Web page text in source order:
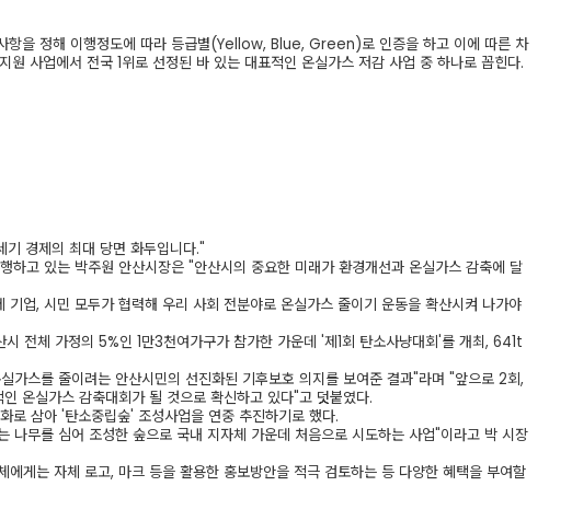
항을 정해 이행정도에 따라 등급별(Yellow, Blue, Green)로 인증을 하고 이에 따른 차
사업에서 전국 1위로 선정된 바 있는 대표적인 온실가스 저감 사업 중 하나로 꼽힌다.
경제의 최대 당면 화두입니다."
고 있는 박주원 안산시장은 "안산시의 중요한 미래가 환경개선과 온실가스 감축에 달
업, 시민 모두가 협력해 우리 사회 전분야로 온실가스 줄이기 운동을 확산시켜 나가야
전체 가정의 5%인 1만3천여가구가 참가한 가운데 '제1회 탄소사냥대회'를 개최, 641t
가스를 줄이려는 안산시민의 선진화된 기후보호 의지를 보여준 결과"라며 "앞으로 2회,
온실가스 감축대회가 될 것으로 확신하고 있다"고 덧붙였다.
로 삼아 '탄소중립숲' 조성사업을 연중 추진하기로 했다.
무를 심어 조성한 숲으로 국내 지자체 가운데 처음으로 시도하는 사업"이라고 박 시장
게는 자체 로고, 마크 등을 활용한 홍보방안을 적극 검토하는 등 다양한 혜택을 부여할